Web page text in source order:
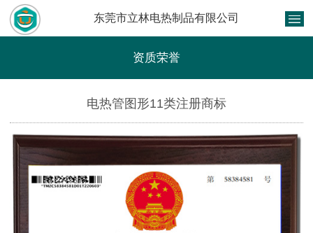
东莞市立林电热制品有限公司
资质荣誉
电热管图形11类注册商标